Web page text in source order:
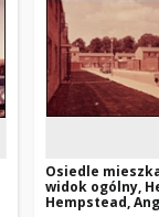
Osiedle
widok ogólny,
Hempstead,